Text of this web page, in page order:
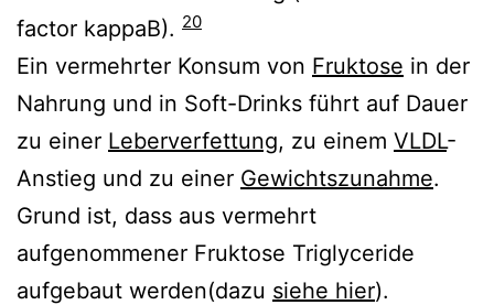
factor kappaB). 20
Ein vermehrter Konsum von Fruktose in der
Nahrung und in Soft-Drinks führt auf Dauer
zu einer Leberverfettung, zu einem VLDL-
Anstieg und zu einer Gewichtszunahme.
Grund ist, dass aus vermehrt
aufgenommener Fruktose Triglyceride
aufgebaut werden(dazu siehe hier).